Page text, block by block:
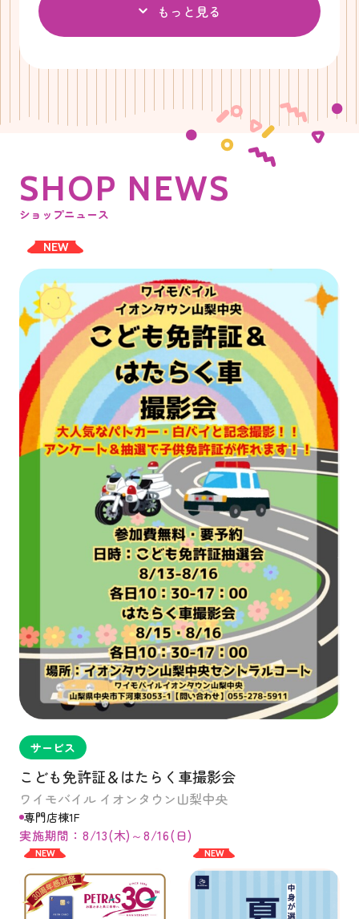
もっと見る
SHOP NEWS
ショップニュース
NEW
サービス
こども免許証＆はたらく車撮影会
ワイモバイル イオンタウン山梨中央
専門店棟1F
実施期間：8/13(木)～8/16(日)
NEW NEW